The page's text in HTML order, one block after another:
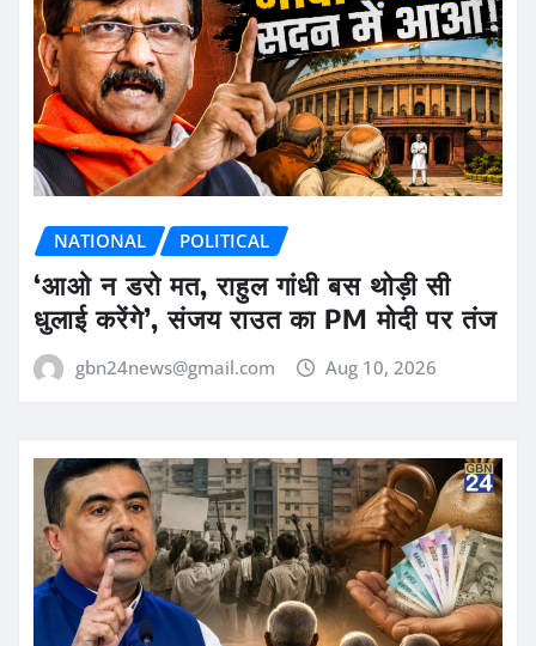
NATIONAL POLITICAL
‘आओ न डरो मत, राहुल गांधी बस थोड़ी सी
धुलाई करेंगे’, संजय राउत का PM मोदी पर तंज
gbn24news@gmail.com Aug 10, 2026